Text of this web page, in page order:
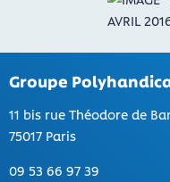
Groupe
11 bis rue Théodore de
75017 Paris
09 53 66 97 39